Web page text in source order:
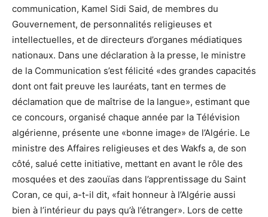
communication, Kamel Sidi Said, de membres du
Gouvernement, de personnalités religieuses et
intellectuelles, et de directeurs d’organes médiatiques
nationaux. Dans une déclaration à la presse, le ministre
de la Communication s’est félicité «des grandes capacités
dont ont fait preuve les lauréats, tant en termes de
déclamation que de maîtrise de la langue», estimant que
ce concours, organisé chaque année par la Télévision
algérienne, présente une «bonne image» de l’Algérie. Le
ministre des Affaires religieuses et des Wakfs a, de son
côté, salué cette initiative, mettant en avant le rôle des
mosquées et des zaouïas dans l’apprentissage du Saint
Coran, ce qui, a-t-il dit, «fait honneur à l’Algérie aussi
bien à l’intérieur du pays qu’à l’étranger». Lors de cette